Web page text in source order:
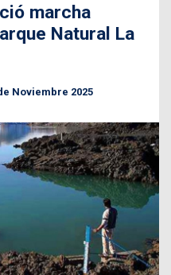
marcha
Natural La
Noviembre 2025